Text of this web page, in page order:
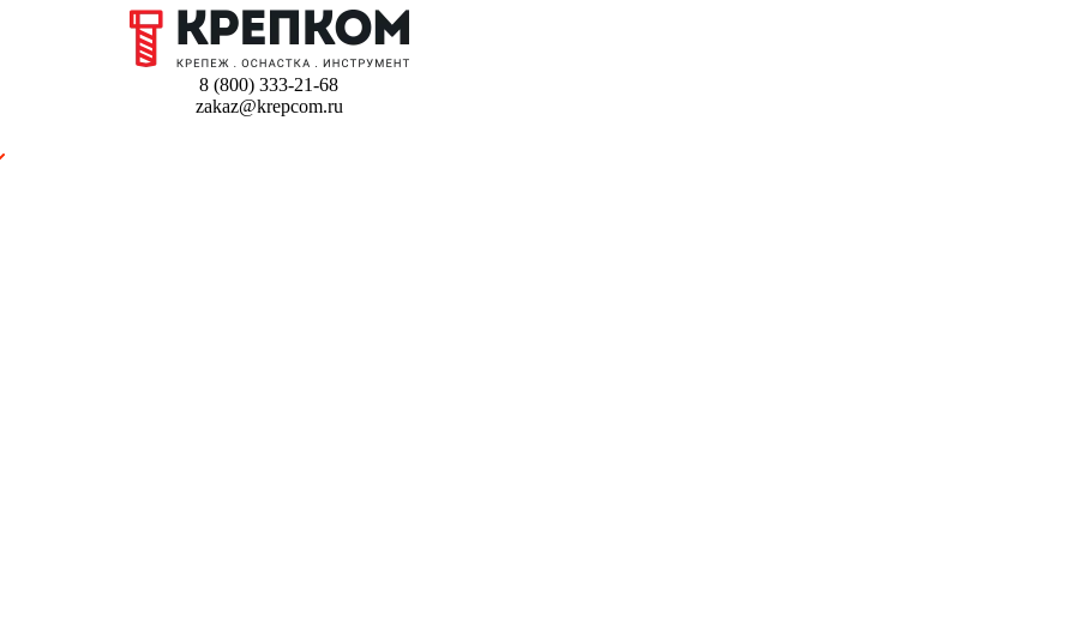
8 (800) 333-21-68
zakaz@krepcom.ru